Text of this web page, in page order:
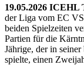
19.05.2026 ICEHL
der Liga vom EC
beiden Spielzeiten
Partien für die
Jährige, der in
spielte, einen